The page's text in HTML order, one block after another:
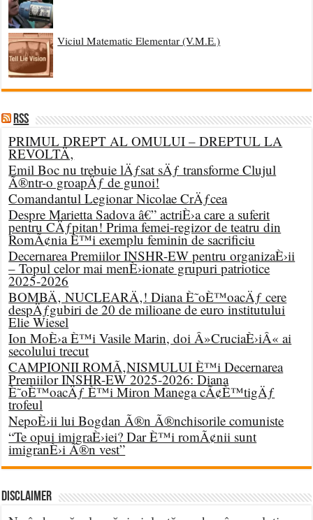
Viciul Matematic Elementar (V.M.E.)
RSS
PRIMUL DREPT AL OMULUI – DREPTUL LA
REVOLTÄ‚
Emil Boc nu trebuie lÄƒsat sÄƒ transforme Clujul
Ã®ntr-o groapÄƒ de gunoi!
Comandantul Legionar Nicolae CrÄƒcea
Despre Marietta Sadova â€” actriÈ›a care a suferit
pentru CÄƒpitan! Prima femei-regizor de teatru din
RomÃ¢nia È™i exemplu feminin de sacrificiu
Decernarea Premiilor INSHR-EW pentru organizaÈ›ii
– Topul celor mai menÈ›ionate grupuri patriotice
2025-2026
BOMBÄ‚ NUCLEARÄ‚! Diana È˜oÈ™oacÄƒ cere
despÄƒgubiri de 20 de milioane de euro institutului
Elie Wiesel
Ion MoÈ›a È™i Vasile Marin, doi Â»CruciaÈ›iÂ« ai
secolului trecut
CAMPIONII ROMÃ‚NISMULUI È™i Decernarea
Premiilor INSHR-EW 2025-2026: Diana
È˜oÈ™oacÄƒ È™i Miron Manega cÃ¢È™tigÄƒ
trofeul
NepoÈ›ii lui Bogdan Ã®n Ã®nchisorile comuniste
“Te opui imigraÈ›iei? Dar È™i romÃ¢nii sunt
imigranÈ›i Ã®n vest”
DISCLAIMER